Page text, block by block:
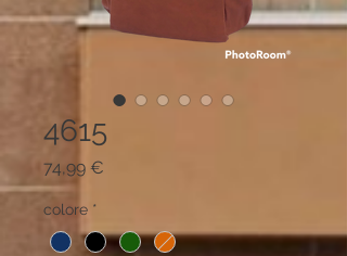
4615
74,99 €
colore *